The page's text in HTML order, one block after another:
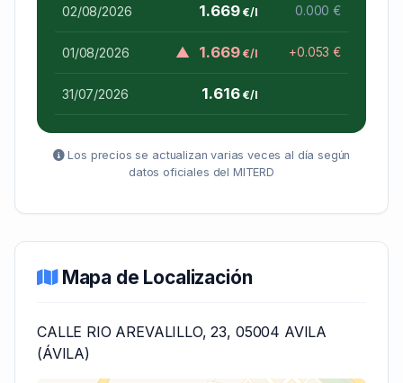
02/08/2026 1.669€/l 0.000 €
01/08/2026 ▲ 1.669€/l +0.053 €
31/07/2026 1.616€/l
Los precios se actualizan varias veces al día según
datos oficiales del MITERD
Mapa de Localización
CALLE RIO AREVALILLO, 23, 05004 AVILA
(ÁVILA)